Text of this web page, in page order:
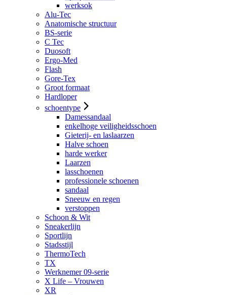
werksok
Alu-Tec
Anatomische structuur
BS-serie
C Tec
Duosoft
Ergo-Med
Flash
Gore-Tex
Groot formaat
Hardloper
schoentype
Damessandaal
enkelhoge veiligheidsschoen
Gieterij- en laslaarzen
Halve schoen
harde werker
Laarzen
lasschoenen
professionele schoenen
sandaal
Sneeuw en regen
verstoppen
Schoon & Wit
Sneakerlijn
Sportlijn
Stadsstijl
ThermoTech
TX
Werknemer 09-serie
X Life – Vrouwen
XR